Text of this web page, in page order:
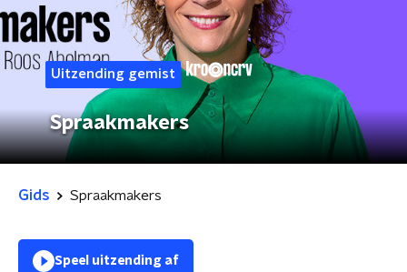
Uitzending gemist
Spraakmakers
Gids Spraakmakers
Speel uitzending af